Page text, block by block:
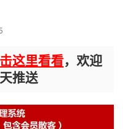
这里看看，欢迎
推送